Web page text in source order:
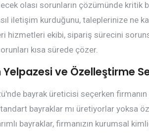
olası sorunların çözümünde kritik
iletişim kurduğunu, taleplerinize ne
hizmetleri ekibi, sipariş sürecini
kısa sürede çözer.
Yelpazesi ve Özelleştirme
bayrak üreticisi seçerken
bayraklar mı üretiyorlar yoksa
bayraklar, firmanızın kurumsal